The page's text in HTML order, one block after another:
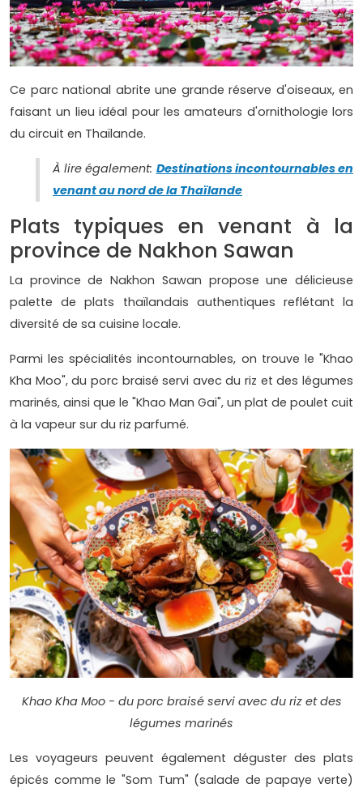
Ce parc national abrite une grande réserve d'oiseaux, en
faisant un lieu idéal pour les amateurs d'ornithologie lors
du circuit en Thaïlande.
À lire également: Destinations incontournables en
venant au nord de la Thaïlande
Plats typiques en venant à la
province de Nakhon Sawan
La province de Nakhon Sawan propose une délicieuse
palette de plats thaïlandais authentiques reflétant la
diversité de sa cuisine locale.
Parmi les spécialités incontournables, on trouve le "Khao
Kha Moo", du porc braisé servi avec du riz et des légumes
marinés, ainsi que le "Khao Man Gai", un plat de poulet cuit
à la vapeur sur du riz parfumé.
Khao Kha Moo - du porc braisé servi avec du riz et des
légumes marinés
Les voyageurs peuvent également déguster des plats
épicés comme le "Som Tum" (salade de papaye verte)